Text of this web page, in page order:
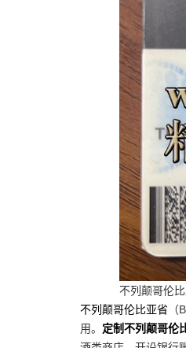
不列颠哥伦
不列颠哥伦比亚省
用。 定制不列颠哥伦